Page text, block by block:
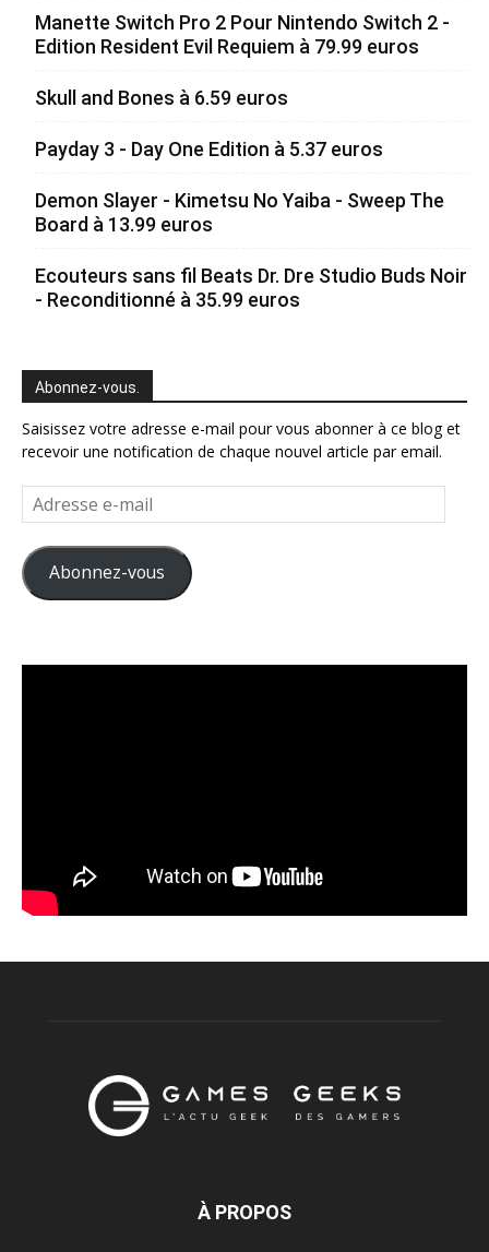
Manette Switch Pro 2 Pour Nintendo Switch 2 -
Edition Resident Evil Requiem à 79.99 euros
Skull and Bones à 6.59 euros
Payday 3 - Day One Edition à 5.37 euros
Demon Slayer - Kimetsu No Yaiba - Sweep The
Board à 13.99 euros
Ecouteurs sans fil Beats Dr. Dre Studio Buds Noir
- Reconditionné à 35.99 euros
Abonnez-vous.
Saisissez votre adresse e-mail pour vous abonner à ce blog et
recevoir une notification de chaque nouvel article par email.
Adresse
e-
mail
Abonnez-vous
À PROPOS